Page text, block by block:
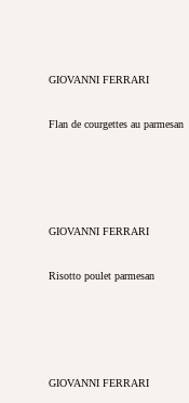
GIOVANNI FERRARI
Flan de courgettes au parmesan
GIOVANNI FERRARI
Risotto poulet parmesan
GIOVANNI FERRARI